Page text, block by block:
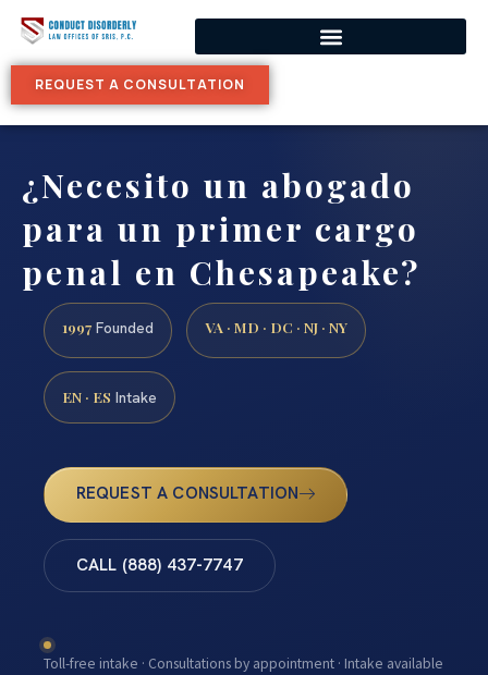
REQUEST A CONSULTATION
¿Necesito un abogado
para un primer cargo
penal en Chesapeake?
1997 Founded VA · MD · DC · NJ · NY
EN · ES Intake
REQUEST A CONSULTATION
CALL (888) 437-7747
Toll-free intake · Consultations by appointment · Intake available